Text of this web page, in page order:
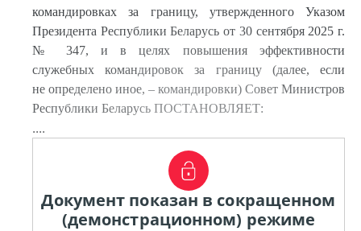
командировках за границу, утвержденного Указом
Президента Республики Беларусь от 30 сентября 2025 г.
№ 347, и в целях повышения эффективности
служебных командировок за границу (далее, если
не определено иное, – командировки) Совет Министров
Республики Беларусь ПОСТАНОВЛЯЕТ:
....
Документ показан в сокращенном
(демонстрационном) режиме